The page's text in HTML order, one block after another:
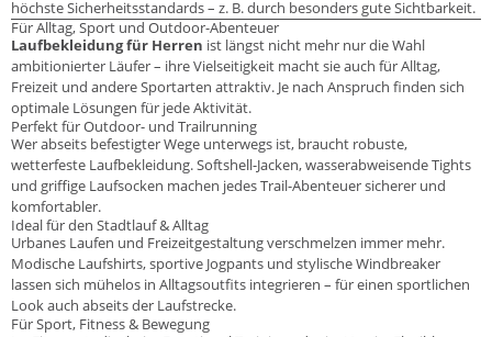
höchste Sicherheitsstandards – z. B. durch besonders gute Sichtbarkeit.
Für Alltag, Sport und Outdoor-Abenteuer
Laufbekleidung für Herren ist längst nicht mehr nur die Wahl
ambitionierter Läufer – ihre Vielseitigkeit macht sie auch für Alltag,
Freizeit und andere Sportarten attraktiv. Je nach Anspruch finden sich
optimale Lösungen für jede Aktivität.
Perfekt für Outdoor- und Trailrunning
Wer abseits befestigter Wege unterwegs ist, braucht robuste,
wetterfeste Laufbekleidung. Softshell-Jacken, wasserabweisende Tights
und griffige Laufsocken machen jedes Trail-Abenteuer sicherer und
komfortabler.
Ideal für den Stadtlauf & Alltag
Urbanes Laufen und Freizeitgestaltung verschmelzen immer mehr.
Modische Laufshirts, sportive Jogpants und stylische Windbreaker
lassen sich mühelos in Alltagsoutfits integrieren – für einen sportlichen
Look auch abseits der Laufstrecke.
Für Sport, Fitness & Bewegung